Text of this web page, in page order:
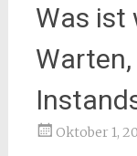
Was ist
Oktober 1,